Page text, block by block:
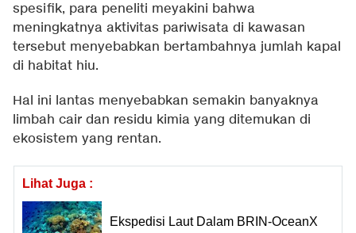
spesifik, para peneliti meyakini bahwa
meningkatnya aktivitas pariwisata di kawasan
tersebut menyebabkan bertambahnya jumlah kapal
di habitat hiu.
Hal ini lantas menyebabkan semakin banyaknya
limbah cair dan residu kimia yang ditemukan di
ekosistem yang rentan.
Lihat Juga :
Ekspedisi Laut Dalam BRIN-OceanX